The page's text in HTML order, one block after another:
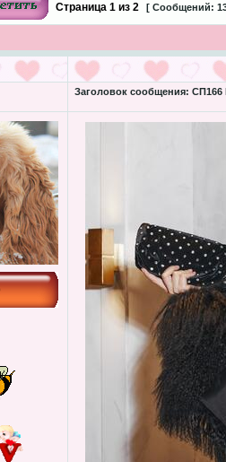
Страница 1из 2 [ Сообщений:
Заголовок сообщения: СП166